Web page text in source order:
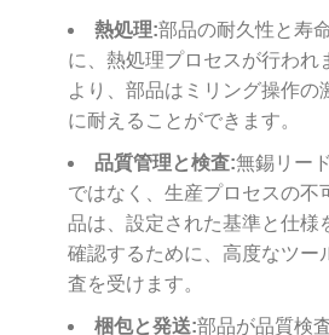
熱処理:部品の耐久性と寿
に、熱処理プロセスが行われ
より、部品はミリング操作の
に耐えることができます。
品質管理と検査:無錫リー
ではなく、生産プロセスの不
品は、設定された基準と仕様
確認するために、高度なツー
査を受けます。
梱包と発送:部品が品質検